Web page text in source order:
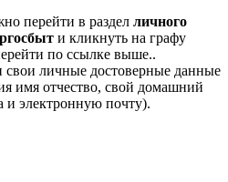
перейти в раздел личного
и кликнуть на графу
по ссылке выше..
свои личные достоверные данные
имя отчество, свой домашний
и электронную почту).